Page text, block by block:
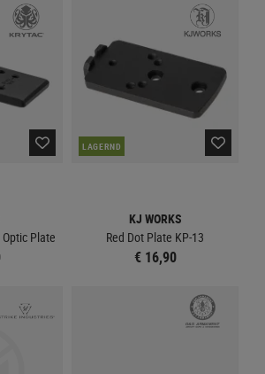
Plate
LAGERND
KJ WORKS
Red Dot Plate KP-13
€ 16,90